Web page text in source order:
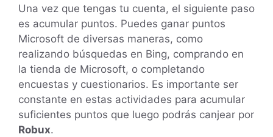
Una vez que tengas tu cuenta, el siguiente paso
es acumular puntos. Puedes ganar puntos
Microsoft de diversas maneras, como
realizando búsquedas en Bing, comprando en
la tienda de Microsoft, o completando
encuestas y cuestionarios. Es importante ser
constante en estas actividades para acumular
suficientes puntos que luego podrás canjear por
Robux.